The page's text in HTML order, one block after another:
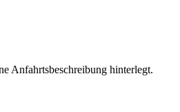
Anfahrtsbeschreibung hinterlegt.